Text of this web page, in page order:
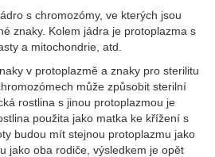
s chromozómy, ve kterých jsou
znaky. Kolem jádra je protoplazma s
a mitochondrie, atd.
v protoplazmě a znaky pro sterilitu
může způsobit sterilní
rostlina s jinou protoplazmou je
použita jako matka ke křížení s
budou mít stejnou protoplazmu jako
jako oba rodiče, výsledkem je opět